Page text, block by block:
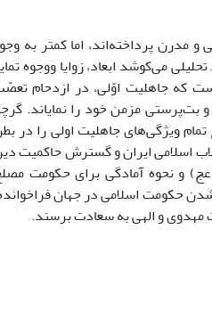
مدرن پرداخته‌اند، اما کمتر به
می‌کوشد ابعاد، زوایا ووجوه
که جاهلیت اوّلی، در ازدحام
بت‌پرستی مزمن خود را نمایاند.
ویژگی‌های جاهلیت اولی را در
اسلامی ایران و گسترش حاکمیت
و نحوه آمادگی برای حکومت
حکومت اسلامی در جهان
مهدوی و الهی به سعادت برسند.